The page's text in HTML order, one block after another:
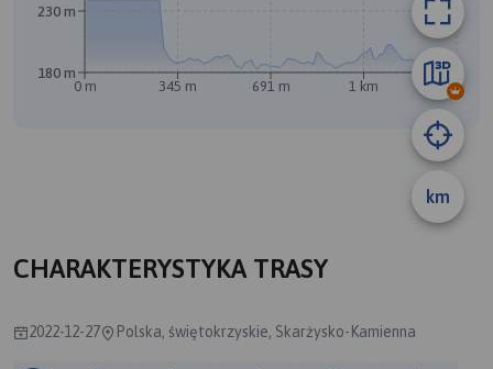
B
km
0 m 345 m 691 m 1 km 1.3 km
180 m
230 m
CHARAKTERYSTYKA TRASY
2022-12-27 Polska, świętokrzyskie, Skarżysko-Kamienna